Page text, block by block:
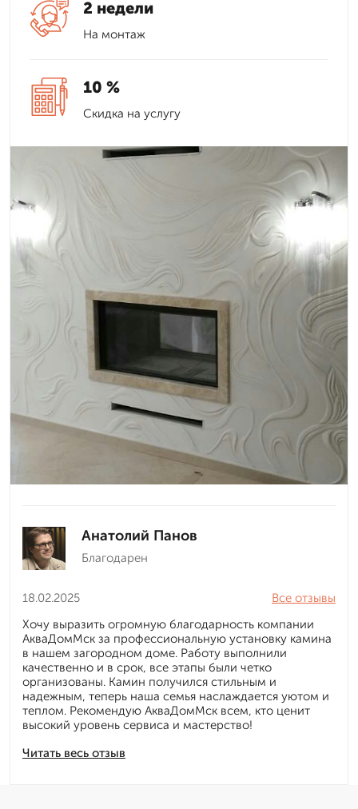
2 недели
На монтаж
10 %
Скидка на услугу
Анатолий Панов
Благодарен
18.02.2025
Читать весь отзыв
Все отзывы
Хочу выразить огромную благодарность компании
АкваДомМск за профессиональную установку камина
в нашем загородном доме. Работу выполнили
качественно и в срок, все этапы были четко
организованы. Камин получился стильным и
надежным, теперь наша семья наслаждается уютом и
теплом. Рекомендую АкваДомМск всем, кто ценит
высокий уровень сервиса и мастерство!